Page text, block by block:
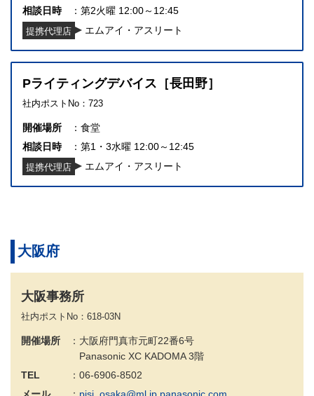
相談日時
第2火曜 12:00～12:45
提携代理店 エムアイ・アスリート
Pライティングデバイス［長田野］
社内ポストNo：723
開催場所
食堂
相談日時
第1・3水曜 12:00～12:45
提携代理店 エムアイ・アスリート
大阪府
大阪事務所
社内ポストNo：618-03N
開催場所
大阪府門真市元町22番6号
Panasonic XC KADOMA 3階
TEL
06-6906-8502